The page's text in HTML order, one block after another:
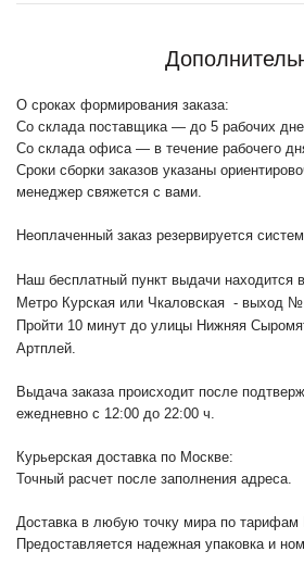
О сроках формирования заказа:
Со склада поставщика — до 5 рабочих
Со склада офиса — в течение рабочего
Сроки сборки заказов указаны
менеджер свяжется с вами.
Неоплаченный заказ резервируется
Наш бесплатный пункт выдачи находится
Метро Курская или Чкаловская - выход
Пройти 10 минут до улицы Нижняя
Артплей.
Выдача заказа происходит после
ежедневно с 12:00 до 22:00 ч.
Курьерская доставка по Москве:
Точный расчет после заполнения адреса.
Доставка в любую точку мира по
Предоставляется надежная упаковка и